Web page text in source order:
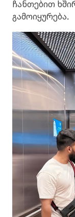
ჩანთებით
გამოიყურება.